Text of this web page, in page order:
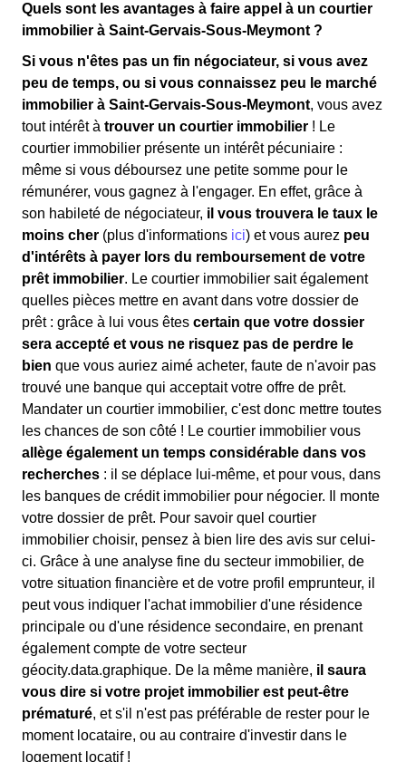
Quels sont les avantages à faire appel à un courtier
immobilier à Saint-Gervais-Sous-Meymont ?
Si vous n'êtes pas un fin négociateur, si vous avez
peu de temps, ou si vous connaissez peu le marché
immobilier à Saint-Gervais-Sous-Meymont, vous avez
tout intérêt à trouver un courtier immobilier ! Le
courtier immobilier présente un intérêt pécuniaire :
même si vous déboursez une petite somme pour le
rémunérer, vous gagnez à l'engager. En effet, grâce à
son habileté de négociateur, il vous trouvera le taux le
moins cher (plus d'informations ici) et vous aurez peu
d'intérêts à payer lors du remboursement de votre
prêt immobilier. Le courtier immobilier sait également
quelles pièces mettre en avant dans votre dossier de
prêt : grâce à lui vous êtes certain que votre dossier
sera accepté et vous ne risquez pas de perdre le
bien que vous auriez aimé acheter, faute de n'avoir pas
trouvé une banque qui acceptait votre offre de prêt.
Mandater un courtier immobilier, c'est donc mettre toutes
les chances de son côté ! Le courtier immobilier vous
allège également un temps considérable dans vos
recherches : il se déplace lui-même, et pour vous, dans
les banques de crédit immobilier pour négocier. Il monte
votre dossier de prêt. Pour savoir quel courtier
immobilier choisir, pensez à bien lire des avis sur celui-
ci. Grâce à une analyse fine du secteur immobilier, de
votre situation financière et de votre profil emprunteur, il
peut vous indiquer l'achat immobilier d'une résidence
principale ou d'une résidence secondaire, en prenant
également compte de votre secteur
géocity.data.graphique. De la même manière, il saura
vous dire si votre projet immobilier est peut-être
prématuré, et s'il n'est pas préférable de rester pour le
moment locataire, ou au contraire d'investir dans le
logement locatif !